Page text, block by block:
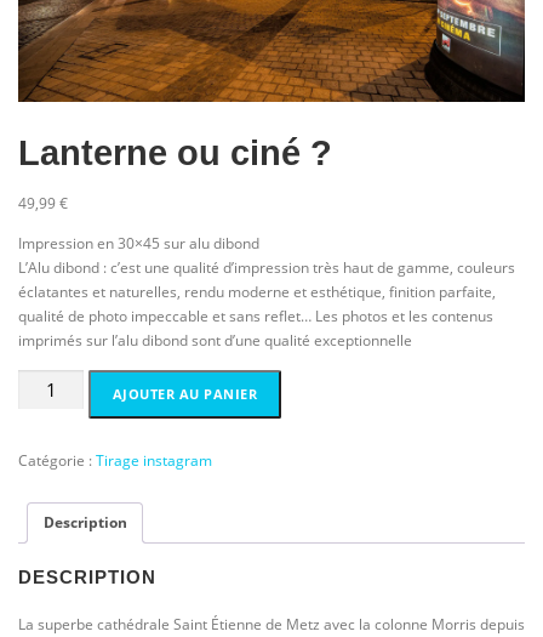
Lanterne ou ciné ?
49,99€
Impression en 30×45 sur alu dibond
L’Alu dibond : c’est une qualité d’impression très haut de gamme, couleurs
éclatantes et naturelles, rendu moderne et esthétique, finition parfaite,
qualité de photo impeccable et sans reflet… Les photos et les contenus
imprimés sur l’alu dibond sont d’une qualité exceptionnelle
quantité
ou
AJOUTER AU PANIER
Catégorie :Tirage instagram
Description
DESCRIPTION
La superbe cathédrale Saint Étienne de Metz avec la colonne Morris depuis